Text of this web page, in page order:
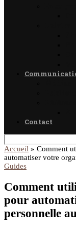
Contact
Accueil » Comment
automatiser votre
Guides
Comment
pour
personnelle